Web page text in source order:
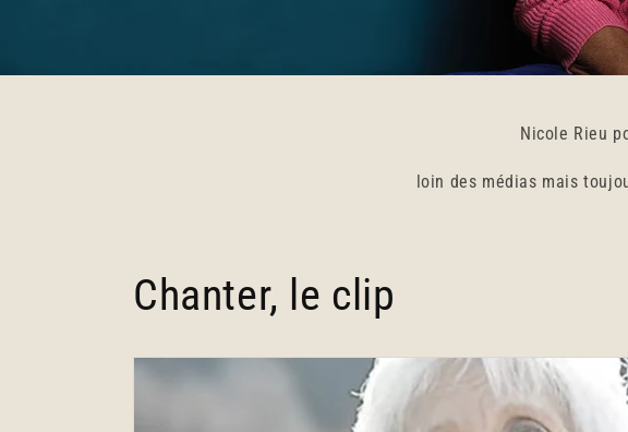
Nicole Rieu
loin des médias mais
Chanter, le clip